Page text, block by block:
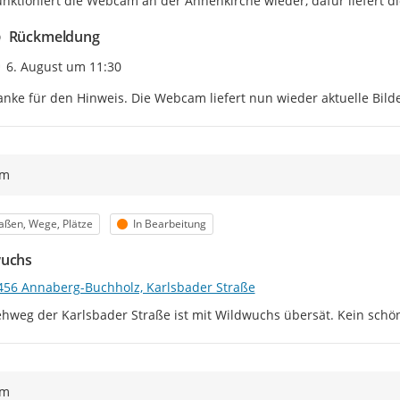
Rückmeldung
Zeitpunkt des Erstellens
6. August um 11:30
für den Hinweis. Die Webcam liefert nun wieder aktuelle
Wege, Plätze Status
In Bearbeitung
Annaberg-Buchholz, Karlsbader Straße
der Karlsbader Straße ist mit Wildwuchs übersät. Kein